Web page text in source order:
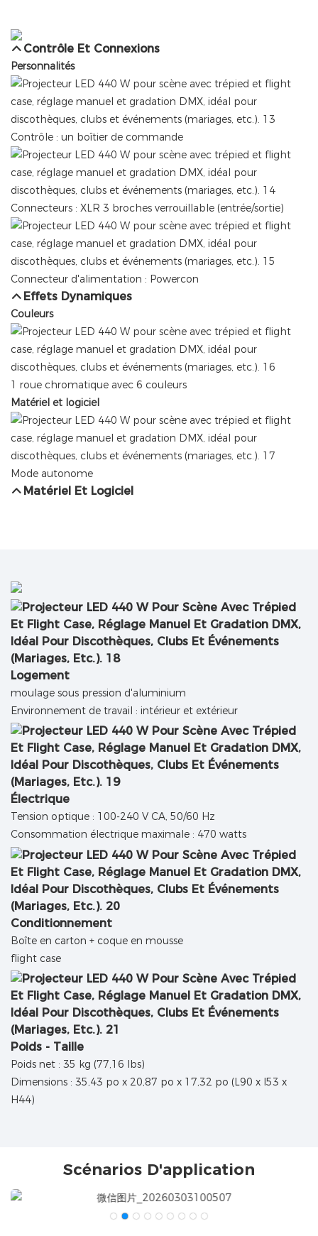
Contrôle Et Connexions
Personnalités
Contrôle : un boîtier de commande
Connecteurs : XLR 3 broches verrouillable (entrée/sortie)
Connecteur d'alimentation : Powercon
Effets Dynamiques
Couleurs
1 roue chromatique avec 6 couleurs
Matériel et logiciel
Mode autonome
Matériel Et Logiciel
Logement
moulage sous pression d'aluminium
Environnement de travail : intérieur et extérieur
Électrique
Tension optique : 100-240 V CA, 50/60 Hz
Consommation électrique maximale : 470 watts
Conditionnement
Boîte en carton + coque en mousse
flight case
Poids - Taille
Poids net : 35 kg (77,16 lbs)
Dimensions : 35,43 po x 20,87 po x 17,32 po (L90 x l53 x
H44)
Scénarios D'application